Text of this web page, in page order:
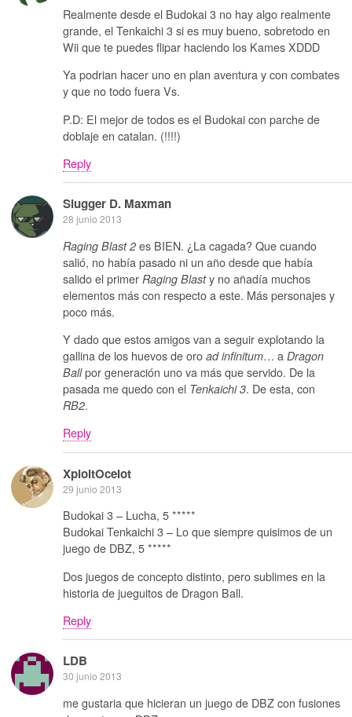
Realmente desde el Budokai 3 no hay algo realmente
grande, el Tenkaichi 3 si es muy bueno, sobretodo en
Wii que te puedes flipar haciendo los Kames XDDD
Ya podrian hacer uno en plan aventura y con combates
y que no todo fuera Vs.
P.D: El mejor de todos es el Budokai con parche de
doblaje en catalan. (!!!!)
Reply
Slugger D. Maxman
28 junio 2013
Raging Blast 2es BIEN. ¿La cagada? Que cuando
salió, no había pasado ni un año desde que había
salido el primer Raging Blasty no añadía muchos
elementos más con respecto a este. Más personajes y
poco más.
Y dado que estos amigos van a seguir explotando la
gallina de los huevos de oro ad infinitum… a Dragon
Ballpor generación uno va más que servido. De la
pasada me quedo con el Tenkaichi 3. De esta, con
RB2.
Reply
XploitOcelot
29 junio 2013
Budokai 3 – Lucha, 5 *****
Budokai Tenkaichi 3 – Lo que siempre quisimos de un
juego de DBZ, 5 *****
Dos juegos de concepto distinto, pero sublimes en la
historia de jueguitos de Dragon Ball.
Reply
LDB
30 junio 2013
me gustaria que hicieran un juego de DBZ con fusiones